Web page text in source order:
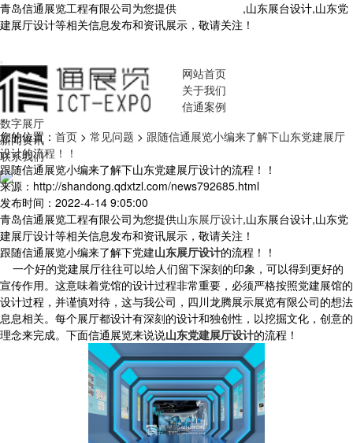
青岛信通展览工程有限公司为您提供
,山东展台设计,山东党
建展厅设计等相关信息发布和资讯展示，敬请关注！
网站首页
关于我们
信通案例
数字展厅
新闻资讯
联系我们
您的位置： 首页 > 常见问题 > 跟随信通展览小编来了解下山东党建展厅
设计的流程！！
跟随信通展览小编来了解下山东党建展厅设计的流程！！
来源：http://shandong.qdxtzl.com/news792685.html
发布时间：2022-4-14 9:05:00
青岛信通展览工程有限公司为您提供山东展厅设计,山东展台设计,山东党
建展厅设计等相关信息发布和资讯展示，敬请关注！
跟随信通展览小编来了解下党建山东展厅设计的流程！！
一个好的党建展厅往往可以给人们留下深刻的印象，可以得到更好的
宣传作用。这意味着党馆的设计过程非常重要，必须严格按照党建展馆的
设计过程，并谨慎对待，这与我公司，四川龙腾展示展览有限公司的想法
息息相关。每个展厅都设计有深刻的设计和独创性，以挖掘文化，创意的
理念来完成。下面信通展览来说说山东党建展厅设计的流程！